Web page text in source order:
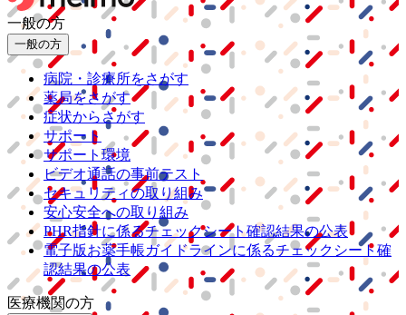
一般の方
一般の方
病院・診療所をさがす
薬局をさがす
症状からさがす
サポート
サポート環境
ビデオ通話の事前テスト
セキュリティの取り組み
安心安全への取り組み
PHR指針に係るチェックシート確認結果の公表
電子版お薬手帳ガイドラインに係るチェックシート確
認結果の公表
医療機関の方